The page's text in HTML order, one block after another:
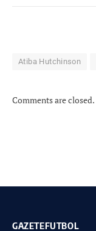
Atiba Hutchinson
Comments are closed.
GAZETEFUTBOL